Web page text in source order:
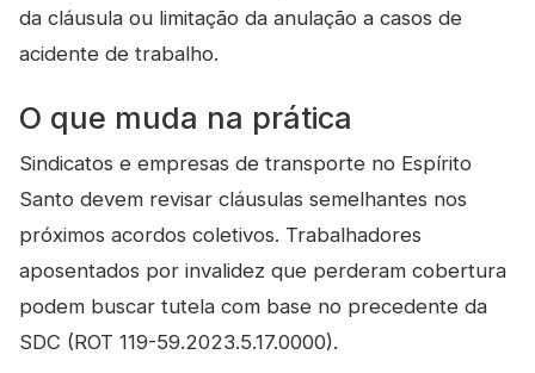
da cláusula ou limitação da anulação a casos de
acidente de trabalho.
O que muda na prática
Sindicatos e empresas de transporte no Espírito
Santo devem revisar cláusulas semelhantes nos
próximos acordos coletivos. Trabalhadores
aposentados por invalidez que perderam cobertura
podem buscar tutela com base no precedente da
SDC (ROT 119-59.2023.5.17.0000).